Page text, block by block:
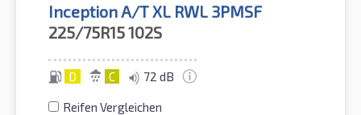
Inception A/T XL RWL 3PMSF
225/75R15102S
D C 72 dB
Reifen Vergleichen